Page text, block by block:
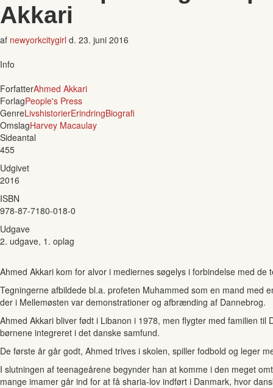
Akkari
af newyorkcitygirl d. 23. juni 2016
Info
ForfatterAhmed Akkari
ForlagPeople's Press
GenreLivshistorierErindringBiografi
OmslagHarvey Macaulay
Sideantal
455
Udgivet
2016
ISBN
978-87-7180-018-0
Udgave
2. udgave, 1. oplag
Ahmed Akkari kom for alvor i mediernes søgelys i forbindelse med
Tegningerne afbildede bl.a. profeten Muhammed som en mand med
der i Mellemøsten var demonstrationer og afbrænding af Dannebrog.
Ahmed Akkari bliver født i Libanon i 1978, men flygter med familien
børnene integreret i det danske samfund.
De første år går godt, Ahmed trives i skolen, spiller fodbold og leger
I slutningen af teenageårene begynder han at komme i den meget
mange imamer går ind for at få sharia-lov indført i Danmark, hvor